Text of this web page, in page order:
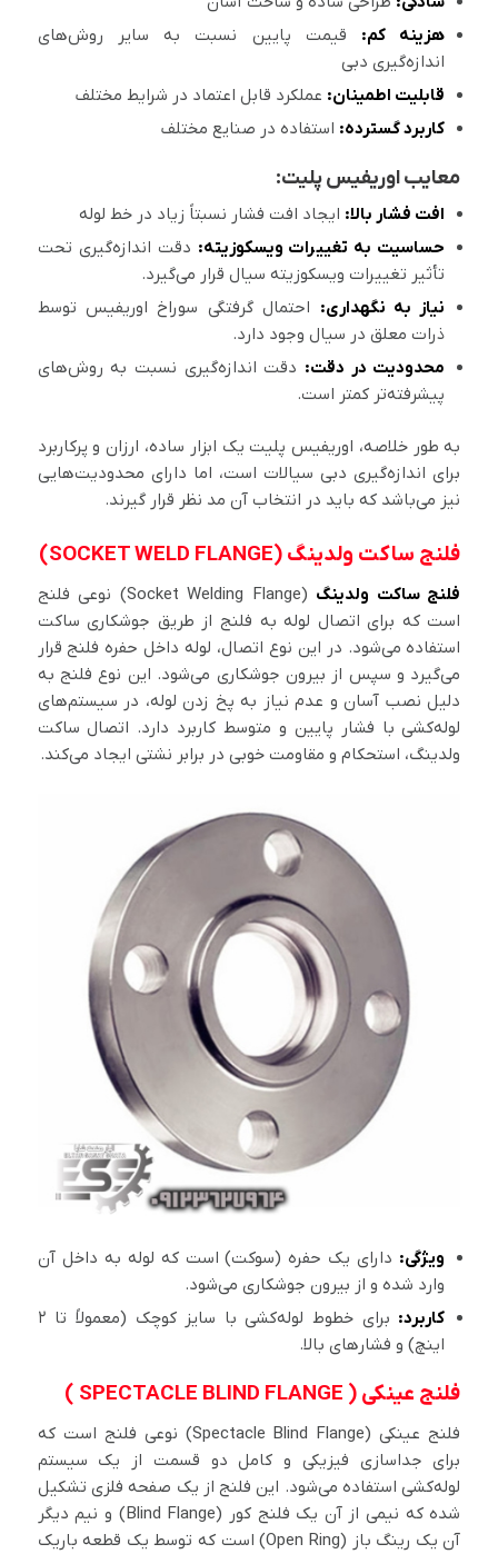
هزینه کم: قیمت پایین نسبت به سایر روش‌های
اندازه‌گیری دبی
قابلیت اطمینان: عملکرد قابل اعتماد در شرایط مختلف
کاربرد گسترده: استفاده در صنایع مختلف
معایب اوریفیس پلیت:
افت فشار بالا: ایجاد افت فشار نسبتاً زیاد در خط لوله
حساسیت به تغییرات ویسکوزیته: دقت اندازه‌گیری تحت
تأثیر تغییرات ویسکوزیته سیال قرار می‌گیرد.
نیاز به نگهداری: احتمال گرفتگی سوراخ اوریفیس توسط
ذرات معلق در سیال وجود دارد.
محدودیت در دقت: دقت اندازه‌گیری نسبت به روش‌های
پیشرفته‌تر کمتر است.
به طور خلاصه، اوریفیس پلیت یک ابزار ساده، ارزان و پرکاربرد
برای اندازه‌گیری دبی سیالات است، اما دارای محدودیت‌هایی
نیز می‌باشد که باید در انتخاب آن مد نظر قرار گیرند.
فلنج ساکت ولدینگ (SOCKET WELD FLANGE)
فلنج ساکت ولدینگ
(Socket Welding Flange) نوعی فلنج
است که برای اتصال لوله به فلنج از طریق جوشکاری ساکت
استفاده می‌شود. در این نوع اتصال، لوله داخل حفره فلنج قرار
می‌گیرد و سپس از بیرون جوشکاری می‌شود. این نوع فلنج به
دلیل نصب آسان و عدم نیاز به پخ زدن لوله، در سیستم‌های
لوله‌کشی با فشار پایین و متوسط ​​کاربرد دارد. اتصال ساکت
ولدینگ، استحکام و مقاومت خوبی در برابر نشتی ایجاد می‌کند.
ویژگی: دارای یک حفره (سوکت) است که لوله به داخل آن
وارد شده و از بیرون جوشکاری می‌شود.
کاربرد:
برای خطوط لوله‌کشی با سایز کوچک (معمولاً تا ۲
اینچ) و فشارهای بالا.
فلنج عینکی ( SPECTACLE BLIND FLANGE )
فلنج عینکی (Spectacle Blind Flange) نوعی فلنج است که
برای جداسازی فیزیکی و کامل دو قسمت از یک سیستم
لوله‌کشی استفاده می‌شود. این فلنج از یک صفحه فلزی تشکیل
شده که نیمی از آن یک فلنج کور (Blind Flange) و نیم دیگر
آن یک رینگ باز (Open Ring) است که توسط یک قطعه باریک